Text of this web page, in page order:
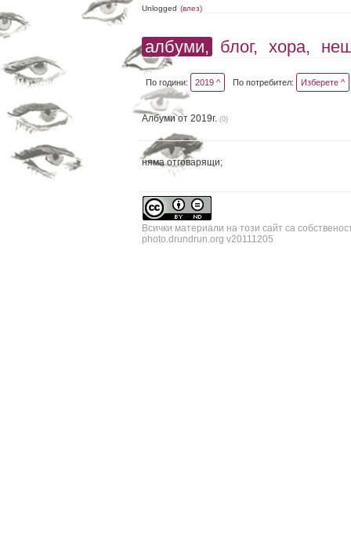
Unlogged (влез)
албуми, блог, хора,
По години: 2019 ^ По потребител: Изберете ^
Албуми от 2019г. (0)
няма отговарящи;
Всички материали на този сайт са
photo.drundrun.org v20111205